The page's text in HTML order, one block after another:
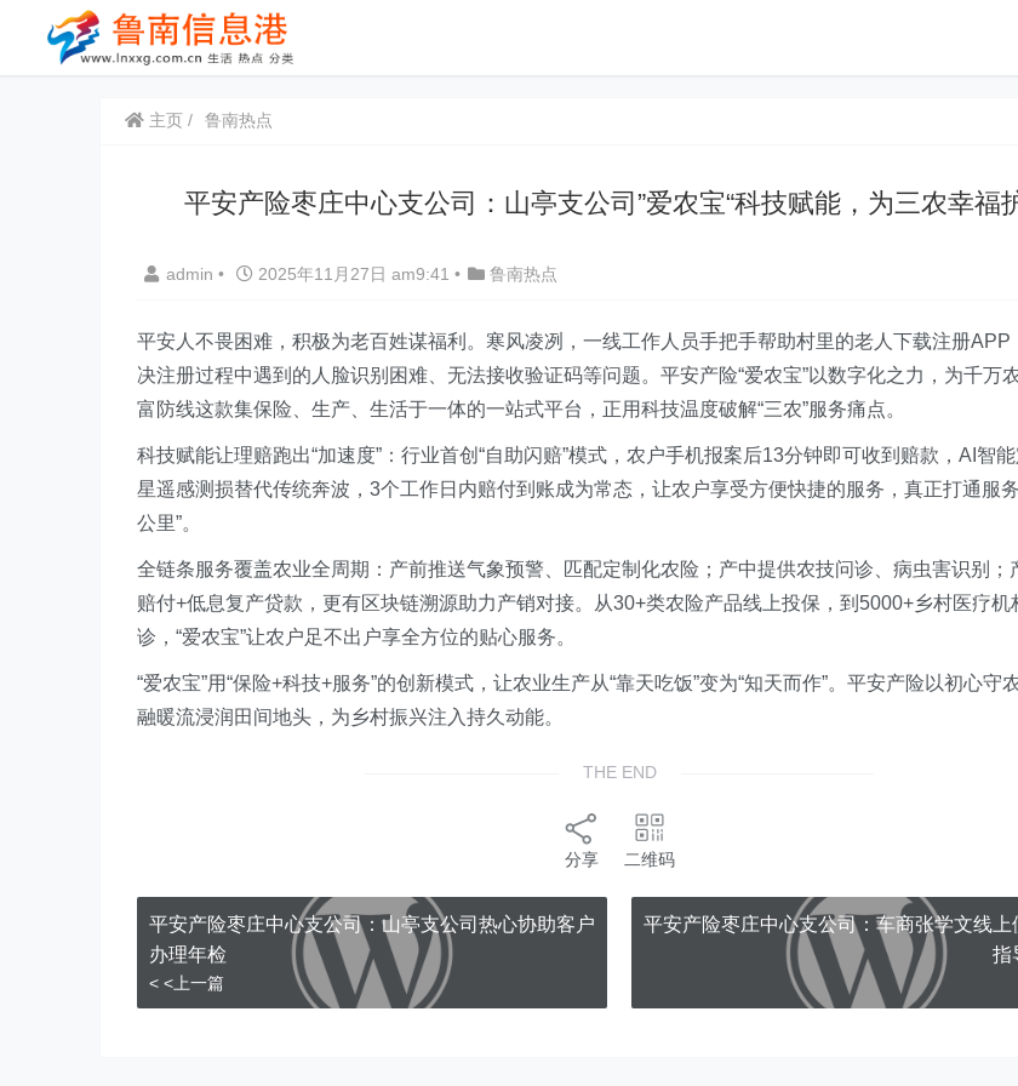
主页 鲁南热点
平安产险枣庄中心支公司：山亭支公司”爱农宝“科技赋能，为三农幸福
admin • 2025年11月27日 am9:41 • 鲁南热点
平安人不畏困难，积极为老百姓谋福利。寒风凌冽，一线工作人员手把手帮助村里的老人下载注册APP
决注册过程中遇到的人脸识别困难、无法接收验证码等问题。平安产险“爱农宝”以数字化之力，为千万
富防线这款集保险、生产、生活于一体的一站式平台，正用科技温度破解“三农”服务痛点。
科技赋能让理赔跑出“加速度”：行业首创“自助闪赔”模式，农户手机报案后13分钟即可收到赔款，AI智
星遥感测损替代传统奔波，3个工作日内赔付到账成为常态，让农户享受方便快捷的服务，真正打通服
公里”。
全链条服务覆盖农业全周期：产前推送气象预警、匹配定制化农险；产中提供农技问诊、病虫害识别；
赔付+低息复产贷款，更有区块链溯源助力产销对接。从30+类农险产品线上投保，到5000+乡村医疗机
诊，“爱农宝”让农户足不出户享全方位的贴心服务。
“爱农宝”用“保险+科技+服务”的创新模式，让农业生产从“靠天吃饭”变为“知天而作”。平安产险以初心守
融暖流浸润田间地头，为乡村振兴注入持久动能。
THE END
分享 二维码
平安产险枣庄中心支公司：山亭支公司热心协助客户
办理年检
< <上一篇
平安产险枣庄中心支公司：车商张学文线上
指